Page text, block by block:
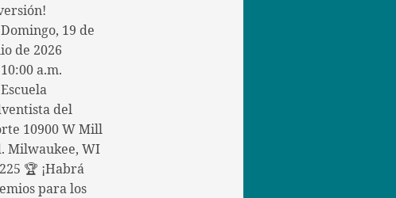
19 de
de 2026
a.m.
del
10900 W Mill
Milwaukee, WI
🏆 ¡Habrá
para los